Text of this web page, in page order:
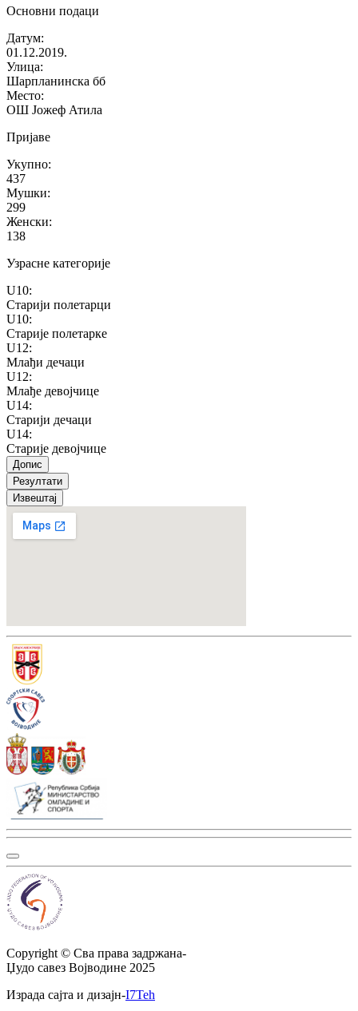
Основни подаци
Датум:
01.12.2019.
Улица:
Шарпланинска бб
Место:
ОШ Јожеф Атила
Пријаве
Укупно:
437
Мушки:
299
Женски:
138
Узрасне категорије
U10:
Старији полетарци
U10:
Старије полетарке
U12:
Млађи дечаци
U12:
Млађе девојчице
U14:
Старији дечаци
U14:
Старије девојчице
Допис
Резултати
Извештај
Copyright © Сва права задржана-
Џудо савез Војводине 2025
Израда сајта и дизајн-I7Teh